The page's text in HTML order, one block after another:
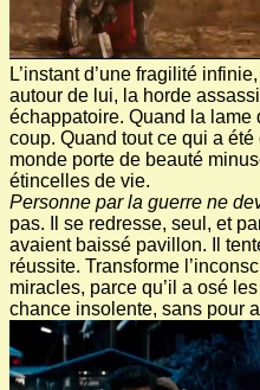
L’instant d’une fragilité
autour de lui, la horde
échappatoire. Quand la lame
coup. Quand tout ce qui a
monde porte de beauté
étincelles de vie.
Personne par la guerre ne
pas. Il se redresse, seul, et
avaient baissé pavillon. Il
réussite. Transforme
miracles, parce qu’il a osé
chance insolente, sans pour